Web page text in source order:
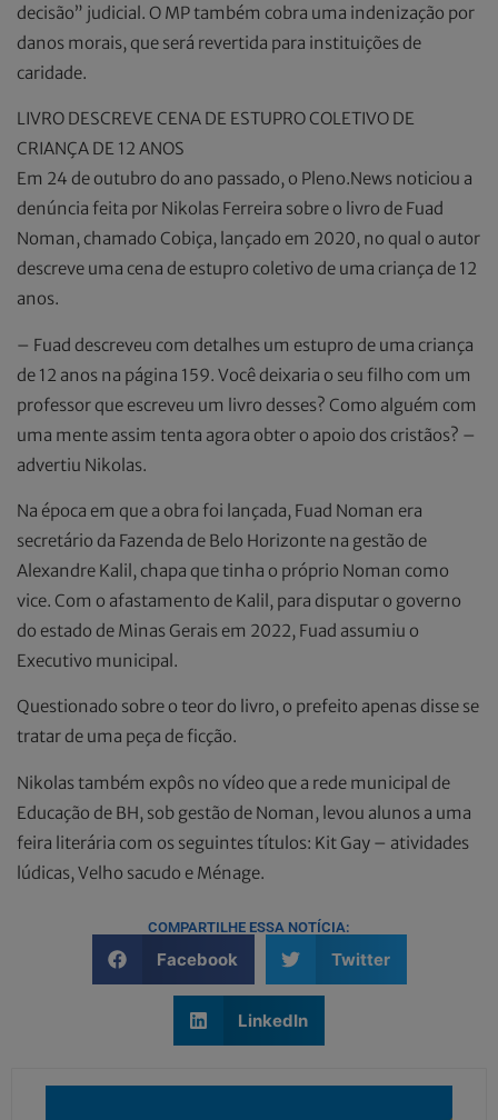
decisão” judicial. O MP também cobra uma indenização por
danos morais, que será revertida para instituições de
caridade.
LIVRO DESCREVE CENA DE ESTUPRO COLETIVO DE
CRIANÇA DE 12 ANOS
Em 24 de outubro do ano passado, o Pleno.News noticiou a
denúncia feita por Nikolas Ferreira sobre o livro de Fuad
Noman, chamado Cobiça, lançado em 2020, no qual o autor
descreve uma cena de estupro coletivo de uma criança de 12
anos.
– Fuad descreveu com detalhes um estupro de uma criança
de 12 anos na página 159. Você deixaria o seu filho com um
professor que escreveu um livro desses? Como alguém com
uma mente assim tenta agora obter o apoio dos cristãos? –
advertiu Nikolas.
Na época em que a obra foi lançada, Fuad Noman era
secretário da Fazenda de Belo Horizonte na gestão de
Alexandre Kalil, chapa que tinha o próprio Noman como
vice. Com o afastamento de Kalil, para disputar o governo
do estado de Minas Gerais em 2022, Fuad assumiu o
Executivo municipal.
Questionado sobre o teor do livro, o prefeito apenas disse se
tratar de uma peça de ficção.
Nikolas também expôs no vídeo que a rede municipal de
Educação de BH, sob gestão de Noman, levou alunos a uma
feira literária com os seguintes títulos: Kit Gay – atividades
lúdicas, Velho sacudo e Ménage.
COMPARTILHE ESSA NOTÍCIA:
Facebook Twitter
LinkedIn